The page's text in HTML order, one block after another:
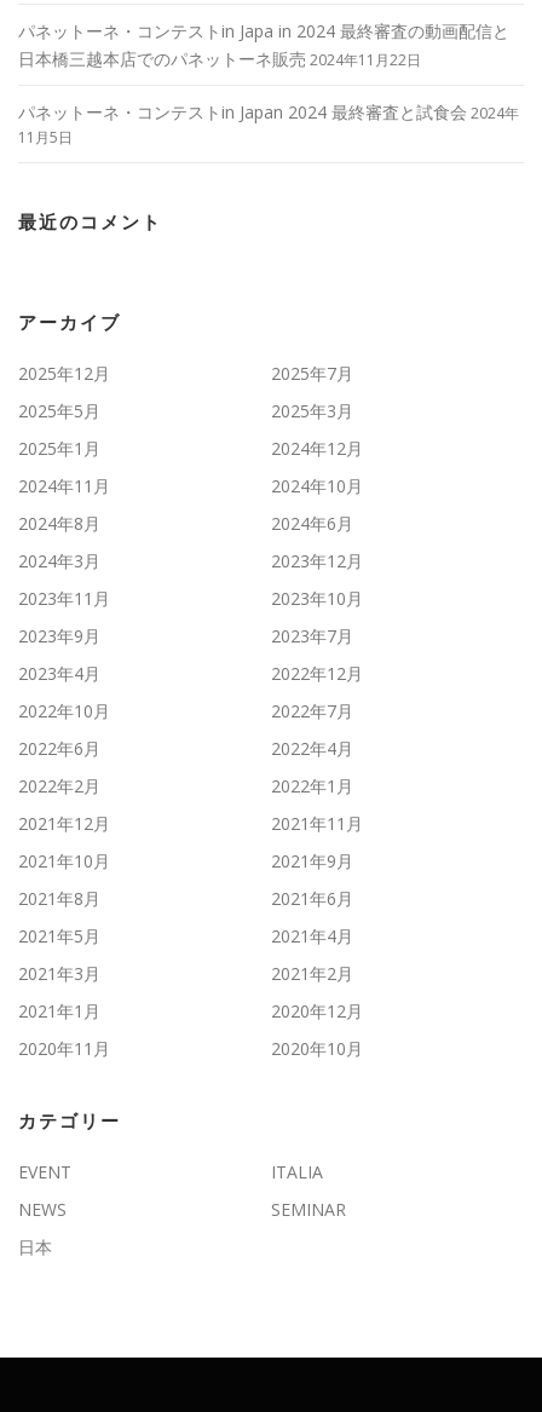
パネットーネ・コンテストin Japa in 2024 最終審査の動画配信と
日本橋三越本店でのパネットーネ販売 2024年11月22日
パネットーネ・コンテストin Japan 2024 最終審査と試食会 2024年
11月5日
最近のコメント
アーカイブ
2025年12月
2025年7月
2025年5月
2025年3月
2025年1月
2024年12月
2024年11月
2024年10月
2024年8月
2024年6月
2024年3月
2023年12月
2023年11月
2023年10月
2023年9月
2023年7月
2023年4月
2022年12月
2022年10月
2022年7月
2022年6月
2022年4月
2022年2月
2022年1月
2021年12月
2021年11月
2021年10月
2021年9月
2021年8月
2021年6月
2021年5月
2021年4月
2021年3月
2021年2月
2021年1月
2020年12月
2020年11月
2020年10月
カテゴリー
EVENT
ITALIA
NEWS
SEMINAR
日本